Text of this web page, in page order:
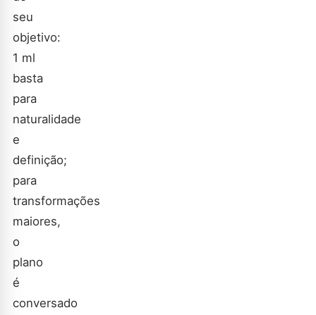
seu
objetivo:
1 ml
basta
para
naturalidade
e
definição;
para
transformações
maiores,
o
plano
é
conversado